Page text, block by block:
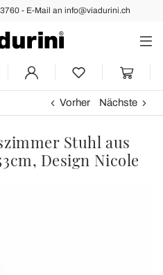
- E-Mail an info@viadurini.ch
Vorher Nächste
Stuhl aus
Design Nicole